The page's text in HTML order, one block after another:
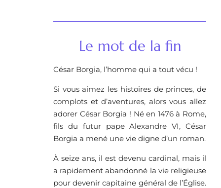
Le mot de la fin​
César Borgia, l’homme qui a tout vécu !
Si vous aimez les histoires de princes, de
complots et d’aventures, alors vous allez
adorer César Borgia ! Né en 1476 à Rome,
fils du futur pape Alexandre VI, César
Borgia a mené une vie digne d’un roman.
À seize ans, il est devenu cardinal, mais il
a rapidement abandonné la vie religieuse
pour devenir capitaine général de l’Église.